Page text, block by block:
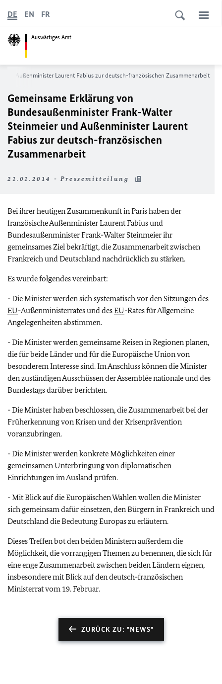
Auswärtiges Amt
DE EN FR
Außenminister Laurent Fabius zur deutsch-französischen Zusammenarbeit
Gemeinsame Erklärung von
Bundesaußenminister Frank-Walter
Steinmeier und Außenminister Laurent
Fabius zur deutsch-französischen
Zusammenarbeit
21.01.2014 - Pressemitteilung
Bei ihrer heutigen Zusammenkunft in Paris haben der
französische Außenminister Laurent Fabius und
Bundesaußenminister Frank-Walter Steinmeier ihr
gemeinsames Ziel bekräftigt, die Zusammenarbeit zwischen
Frankreich und Deutschland nachdrücklich zu stärken.
Es wurde folgendes vereinbart:
- Die Minister werden sich systematisch vor den Sitzungen des
EU-Außenministerrates und desEU-Rates für Allgemeine
Angelegenheiten abstimmen.
- Die Minister werden gemeinsame Reisen in Regionen planen,
die für beide Länder und für die Europäische Union von
besonderem Interesse sind. Im Anschluss können die Minister
den zuständigen Ausschüssen der Assemblée nationale und des
Bundestags darüber berichten.
- Die Minister haben beschlossen, die Zusammenarbeit bei der
Früherkennung von Krisen und der Krisenprävention
voranzubringen.
- Die Minister werden konkrete Möglichkeiten einer
gemeinsamen Unterbringung von diplomatischen
Einrichtungen im Ausland prüfen.
- Mit Blick auf die Europäischen Wahlen wollen die Minister
sich gemeinsam dafür einsetzen, den Bürgern in Frankreich und
Deutschland die Bedeutung Europas zu erläutern.
Dieses Treffen bot den beiden Ministern außerdem die
Möglichkeit, die vorrangigen Themen zu benennen, die sich für
eine enge Zusammenarbeit zwischen beiden Ländern eignen,
insbesondere mit Blick auf den deutsch-französischen
Ministerrat vom 19. Februar.
ZURÜCK ZU: "NEWS"